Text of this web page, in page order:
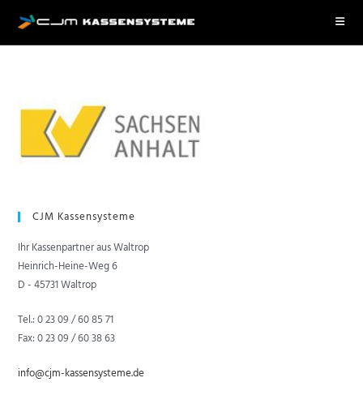
CJM Kassen­systeme
Ihr Kassenpartner aus Waltrop
Heinrich-Heine-Weg 6
D - 45731 Waltrop
Tel.: 0 23 09 / 60 85 71
Fax: 0 23 09 / 60 38 63
info@cjm-kassensysteme.de